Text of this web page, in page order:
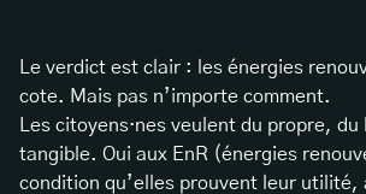
Le verdict est clair : les énergies
cote. Mais pas n’importe comment.
Les citoyens·nes veulent du propre,
tangible. Oui aux EnR (énergies
condition qu’elles prouvent leur utilité,